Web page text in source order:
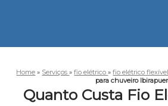
Home » Serviços»fio elétrico»fio elétrico
para chuveiro
Quanto Custa Fio